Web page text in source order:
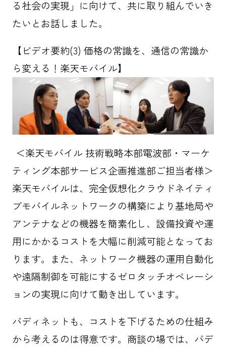
る社会の実現」に向けて、共に取り組んでいき
たいとお話しました。
【ビデオ要約(3) 価格の常識を、通信の常識か
ら変える！楽天モバイル】
＜楽天モバイル 技術戦略本部電波部・マーケ
ティング本部サービス企画推進部ご担当者様＞
楽天モバイルは、完全仮想化クラウドネイティ
ブモバイルネットワークの構築により基地局や
アンテナなどの機器を簡素化し、設備投資や運
用にかかるコストを大幅に削減可能となってお
ります。また、ネットワーク機器の運用自動化
や遠隔制御を可能にするゼロタッチオペレーシ
ョンの実現に向けて動き出しています。
バディネットも、コストを下げるための仕組み
から考えるのは得意です。商談の場では、バデ